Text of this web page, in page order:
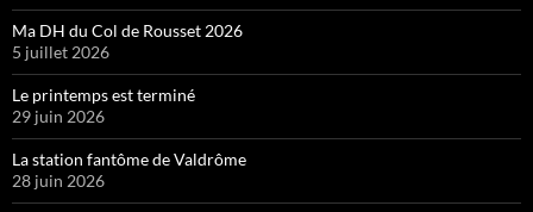
Ma DH du Col de Rousset 2026
5 juillet 2026
Le printemps est terminé
29 juin 2026
La station fantôme de Valdrôme
28 juin 2026